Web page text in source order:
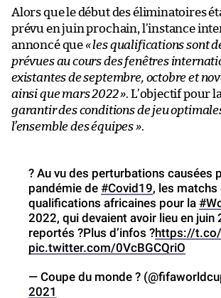
Alors que le début des éliminatoires
prévu en juin prochain, l’instance
annoncé que« les qualifications sont
prévues au cours des fenêtres
existantes de septembre, octobre et
ainsi que mars 2022 ». L’objectif pour
garantir des conditions de jeu
l’ensemble des équipes ».
? Au vu des perturbations causées
pandémie de #Covid19, les matchs
qualifications africaines pour la
2022, qui devaient avoir lieu en juin
reportés ?Plus d’infos ?https://t.co/
pic.twitter.com/0VcBGCQriO
— Coupe du monde ?
2021